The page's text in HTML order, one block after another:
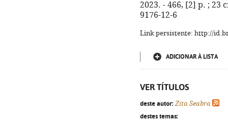
2023. - 466, [2] p. ; 23
9176-12-6
Link persistente: http://
ADICIONAR À LISTA
VER TÍTULOS
deste autor: Zita Seabra
destes temas: